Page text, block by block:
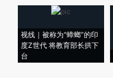
视线｜被称为“蟑螂”的印
度Z世代 将教育部长拱下
台